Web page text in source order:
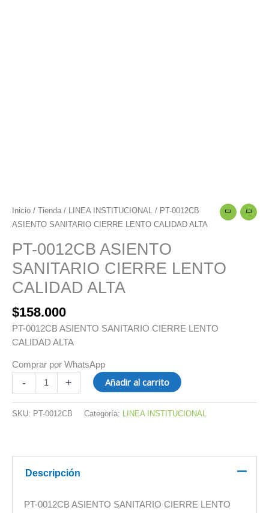
Inicio / Tienda / LINEA INSTITUCIONAL / PT-0012CB
ASIENTO SANITARIO CIERRE LENTO CALIDAD ALTA
PT-0012CB ASIENTO
SANITARIO CIERRE LENTO
CALIDAD ALTA
$158.000
PT-0012CB ASIENTO SANITARIO CIERRE LENTO
CALIDAD ALTA
Comprar por WhatsApp
- + Añadir al carrito
SKU: PT-0012CB Categoría: LINEA INSTITUCIONAL
Descripción
PT-0012CB ASIENTO SANITARIO CIERRE LENTO